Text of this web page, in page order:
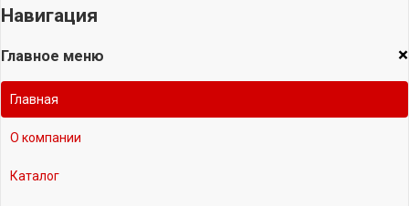
Навигация
×
Главное меню
Главная
О компании
Каталог